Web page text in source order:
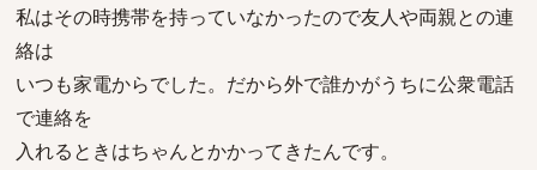
私はその時携帯を持っていなかったので友人や両親との連
絡は
いつも家電からでした。だから外で誰かがうちに公衆電話
で連絡を
入れるときはちゃんとかかってきたんです。